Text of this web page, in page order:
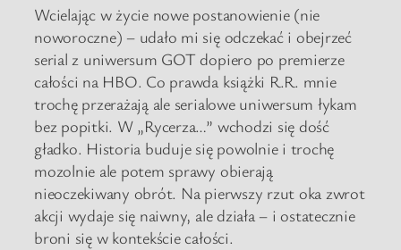
Wcielając w życie nowe postanowienie (nie
noworoczne) – udało mi się odczekać i obejrzeć
serial z uniwersum GOT dopiero po premierze
całości na HBO. Co prawda książki R.R. mnie
trochę przerażają ale serialowe uniwersum łykam
bez popitki. W „Rycerza…” wchodzi się dość
gładko. Historia buduje się powolnie i trochę
mozolnie ale potem sprawy obierają
nieoczekiwany obrót. Na pierwszy rzut oka zwrot
akcji wydaje się naiwny, ale działa – i ostatecznie
broni się w kontekście całości.